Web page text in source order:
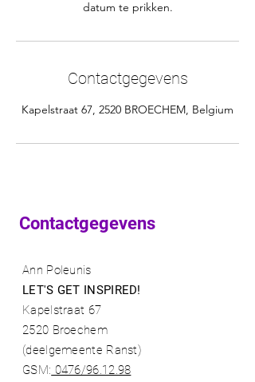
Contactgegevens
Kapelstraat 67, 2520 BROECHEM, Belgium
Contactgegevens
Ann Poleunis
LET'S GET INSPIRED!
Kapelstraat 67
2520 Broechem
(deelgemeente Ranst)​
GSM: 0476/96.12.98​